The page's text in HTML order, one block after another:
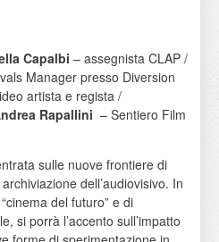
Capalbi – assegnista CLAP /
Manager presso Diversion
artista e regista /
Rapallini – Sentiero Film
sulle nuove frontiere di
dell’audiovisivo. In
del futuro” e di
si porrà l’accento sull’impatto